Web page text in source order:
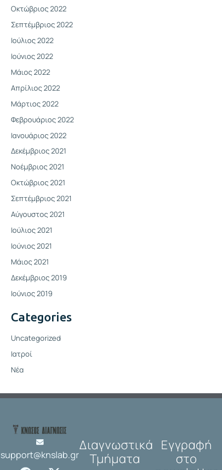
Οκτώβριος 2022
Σεπτέμβριος 2022
Ιούλιος 2022
Ιούνιος 2022
Μάιος 2022
Απρίλιος 2022
Μάρτιος 2022
Φεβρουάριος 2022
Ιανουάριος 2022
Δεκέμβριος 2021
Νοέμβριος 2021
Οκτώβριος 2021
Σεπτέμβριος 2021
Αύγουστος 2021
Ιούλιος 2021
Ιούνιος 2021
Μάιος 2021
Δεκέμβριος 2019
Ιούνιος 2019
Categories
Uncategorized
Ιατροί
Νέα
support@knslab.gr
F X
I L
Διαγνωστικά
Τμήματα
Εγγραφή
στο